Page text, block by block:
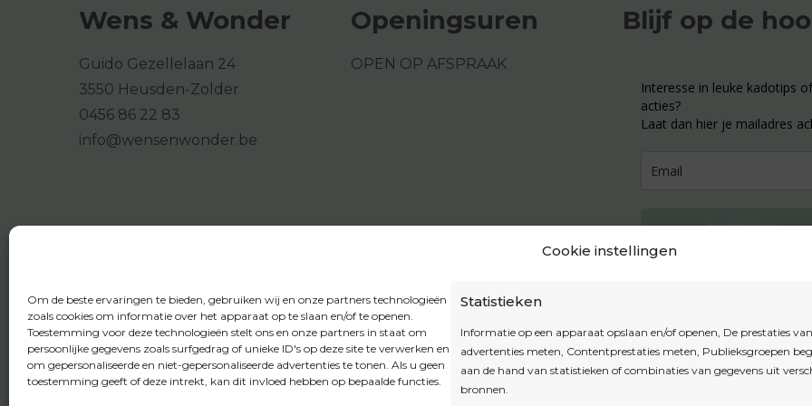
Cookie instellingen
Om de beste ervaringen te bieden, gebruiken wij en onze partners technologieën
zoals cookies om informatie over het apparaat op te slaan en/of te openen.
Toestemming voor deze technologieën stelt ons en onze partners in staat om
persoonlijke gegevens zoals surfgedrag of unieke ID's op deze site te verwerken en
om gepersonaliseerde en niet-gepersonaliseerde advertenties te tonen. Als u geen
toestemming geeft of deze intrekt, kan dit invloed hebben op bepaalde functies.
Statistieken
Informatie op een apparaat opslaan en/of openen, De prestaties van
advertenties meten, Contentprestaties meten, Publieksgroepen
aan de hand van statistieken of combinaties van gegevens uit
bronnen.
Wens & Wonder
Guido Gezellelaan 24
3550 Heusden-Zolder
0456 86 22 83
info@wensenwonder.be
Openingsuren
OPEN OP AFSPRAAK
Blijf op de
Interesse in leuke kadotips
acties?
Laat dan hier je mailadres
Inschrijven
Algemene voorwaarden
Cookiebeleid